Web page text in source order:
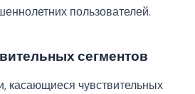
пользователей.
сегментов
касающиеся чувствительных